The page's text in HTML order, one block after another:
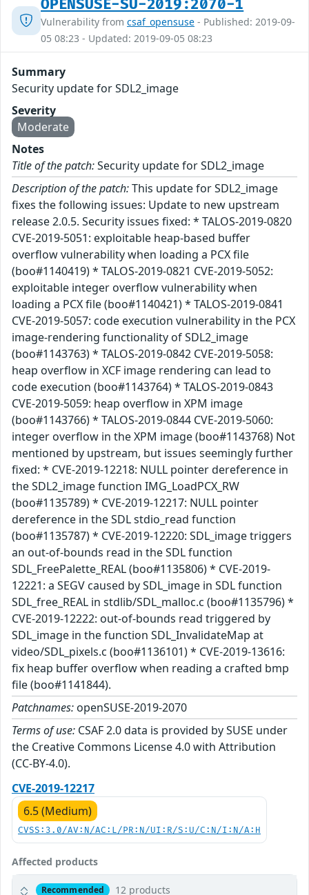
OPENSUSE-SU-2019:2070-1
Vulnerability from csaf_opensuse - Published: 2019-09-
05 08:23 - Updated: 2019-09-05 08:23
Summary
Security update for SDL2_image
Severity
Moderate
Notes
Title of the patch:Security update for SDL2_image
Description of the patch:This update for SDL2_image
fixes the following issues: Update to new upstream
release 2.0.5. Security issues fixed: * TALOS-2019-0820
CVE-2019-5051: exploitable heap-based buffer
overflow vulnerability when loading a PCX file
(boo#1140419) * TALOS-2019-0821 CVE-2019-5052:
exploitable integer overflow vulnerability when
loading a PCX file (boo#1140421) * TALOS-2019-0841
CVE-2019-5057: code execution vulnerability in the PCX
image-rendering functionality of SDL2_image
(boo#1143763) * TALOS-2019-0842 CVE-2019-5058:
heap overflow in XCF image rendering can lead to
code execution (boo#1143764) * TALOS-2019-0843
CVE-2019-5059: heap overflow in XPM image
(boo#1143766) * TALOS-2019-0844 CVE-2019-5060:
integer overflow in the XPM image (boo#1143768) Not
mentioned by upstream, but issues seemingly further
fixed: * CVE-2019-12218: NULL pointer dereference in
the SDL2_image function IMG_LoadPCX_RW
(boo#1135789) * CVE-2019-12217: NULL pointer
dereference in the SDL stdio_read function
(boo#1135787) * CVE-2019-12220: SDL_image triggers
an out-of-bounds read in the SDL function
SDL_FreePalette_REAL (boo#1135806) * CVE-2019-
12221: a SEGV caused by SDL_image in SDL function
SDL_free_REAL in stdlib/SDL_malloc.c (boo#1135796) *
CVE-2019-12222: out-of-bounds read triggered by
SDL_image in the function SDL_InvalidateMap at
video/SDL_pixels.c (boo#1136101) * CVE-2019-13616:
fix heap buffer overflow when reading a crafted bmp
file (boo#1141844).
Patchnames: openSUSE-2019-2070
Terms of use: CSAF 2.0 data is provided by SUSE under
the Creative Commons License 4.0 with Attribution
(CC-BY-4.0).
CVE-2019-12217
6.5 (Medium)
CVSS:3.0/AV:N/AC:L/PR:N/UI:R/S:U/C:N/I:N/A:H
Affected products
Recommended 12 products